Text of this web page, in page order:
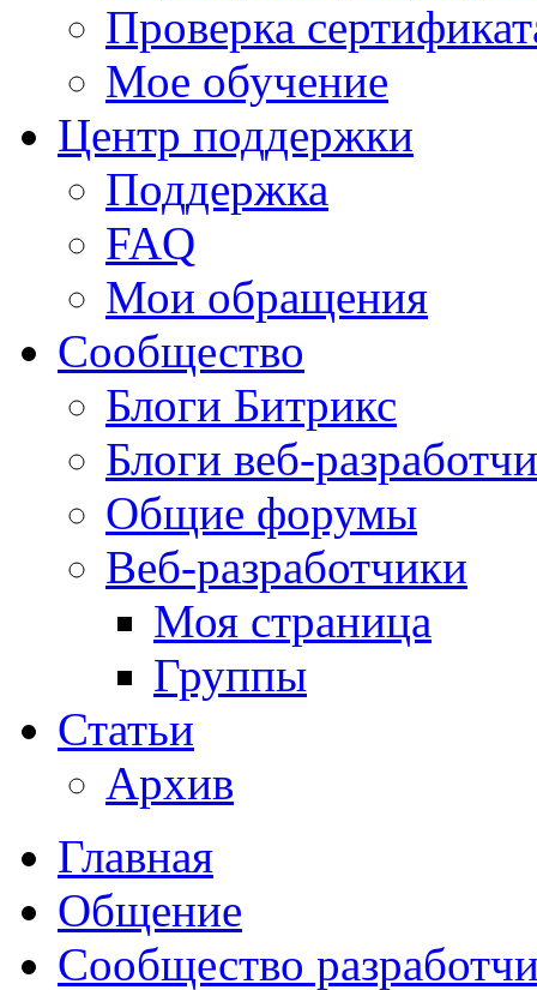
Проверка
Мое обучение
Центр поддержки
Поддержка
FAQ
Мои обращения
Сообщество
Блоги Битрикс
Блоги веб-
Общие форумы
Веб-разработчики
Моя страница
Группы
Статьи
Архив
Главная
Общение
Сообщество